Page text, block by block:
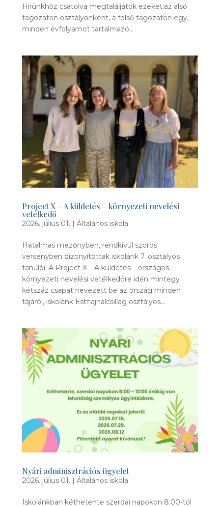
Hírünkhöz csatolva megtaláljátok ezeket:az alsó
tagozaton osztályonként, a felső tagozaton egy,
minden évfolyamot tartalmazó...
Project X – A küldetés – környezeti nevelési
vetélkedő
2026. július 01. | Általános iskola
Hatalmas mezőnyben, rendkívül szoros
versenyben bizonyítottak iskolánk 7. osztályos
tanulói. A Project X – A küldetés – országos
környezeti nevelési vetélkedőre idén mintegy
kétszáz csapat nevezett be az ország minden
tájáról, iskolánk Esthajnalcsillag osztályos...
Nyári adminisztrációs ügyelet
2026. július 01. | Általános iskola
Iskolánkban kéthetente szerdai napokon 8.00-tól